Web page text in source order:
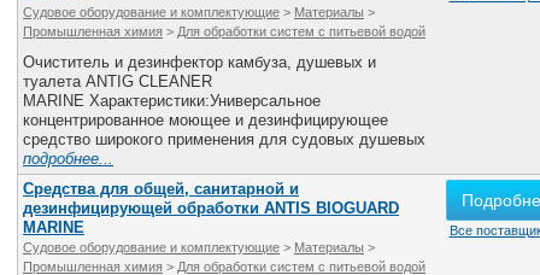
Судовое оборудование и комплектующие > Материалы >
Промышленная химия > Для обработки систем с питьевой водой
Очиститель и дезинфектор камбуза, душевых и
туалета ANTIG CLEANER
MARINE Характеристики:Универсальное
концентрированное моющее и дезинфицирующее
средство широкого применения для судовых душевых
подробнее...
Средства для общей, санитарной и
дезинфицирующей обработки ANTIS BIOGUARD
MARINE
Судовое оборудование и комплектующие > Материалы >
Промышленная химия > Для обработки систем с питьевой водой
Все